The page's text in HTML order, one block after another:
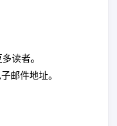
读者。
邮件地址。